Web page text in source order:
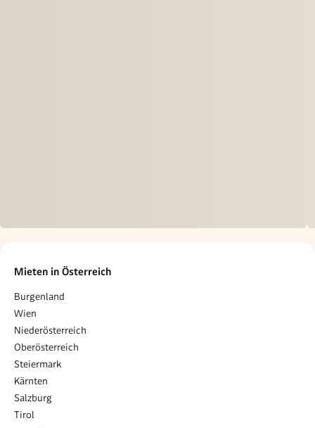
Mieten in Österreich
Burgenland
Wien
Niederösterreich
Oberösterreich
Steiermark
Kärnten
Salzburg
Tirol